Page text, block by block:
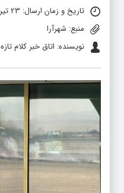
تاریخ و زمان ارسال: 23 تیر 1404 ساعت 14:45
منبع: شهرآرا
نویسنده: اتاق خبر کلام تازه